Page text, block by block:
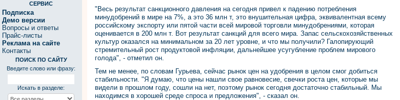
СЕРВИС
Подписка
Демо версии
Вопросы и ответы
Прайс-листы
Реклама на сайте
Контакты
ПОИСК ПО САЙТУ
Введите слово или фразу:
Искать в разделе:
"Весь результат санкционного давления на сегодня привел к падению потребления
минудобрений в мире на 7%, а это 36 млн т, это внушительная цифра, эквивалентная всему
российскому экспорту или пятой части всей мировой торговли минудобрениями, которая
оценивается в 200 млн т. Вот результат санкций для всего мира. Запас сельскохозяйственных
культур оказался на минимальном за 20 лет уровне, и что мы получили? Галопирующий
стремительный рост продуктовой инфляции, дальнейшее усугубление проблем мирового
голода", - отметил он.
Тем не менее, по словам Гурьева, сейчас рынок цен на удобрения в целом смог добиться
стабильности. "Я думаю, что цены нашли свое равновесие, свечки роста цен, которые мы
видели в прошлом году, сошли на нет, поэтому рынок сегодня достаточно стабильный. Мы
находимся в хорошей среде спроса и предложения", - сказал он.